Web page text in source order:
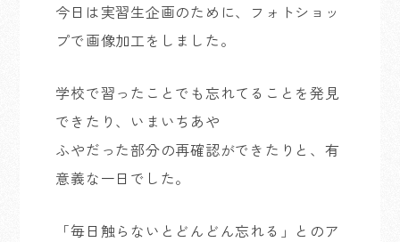
今日は実習生企画のために、フォトショッ
プで画像加工をしました。
学校で習ったことでも忘れてることを発見
できたり、いまいちあや
ふやだった部分の再確認ができたりと、有
意義な一日でした。
「毎日触らないとどんどん忘れる」とのア